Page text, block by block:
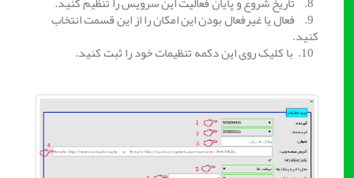
9. فعال یا غیرفعال بودن این امکان را از این قسمت انتخاب
کنید.